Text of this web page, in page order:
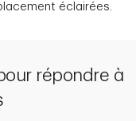
éclairées.
répondre à